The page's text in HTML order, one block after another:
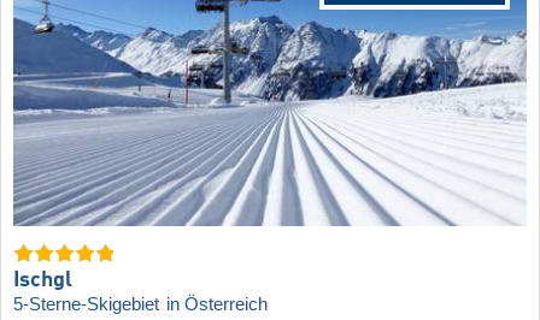
Ischgl
5-Sterne-Skigebiet in Österreich